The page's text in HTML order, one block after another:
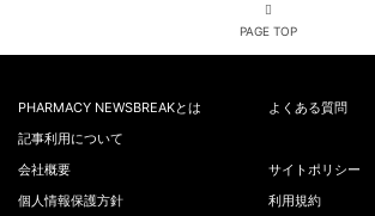
PAGE TOP
PHARMACY NEWSBREAKとは
よくある質問
記事利用について
会社概要
サイトポリシー
個人情報保護方針
利用規約